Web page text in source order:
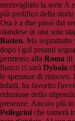
meravigliato la serie A
più prolifico della
Ora è a due passi dal
olandese in una sola
Basten. Ma soprattutto
dopo i gol pesanti
permesso alla Roma di
fianco ci sarà Dybala
le speranze di rinnovo.
infatti, ha favorito
riduzione dello
presenze. Ancora più
Pellegrini che tornerà